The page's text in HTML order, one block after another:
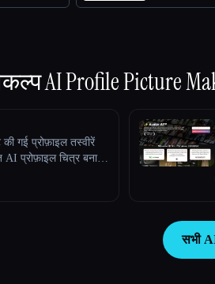
AI Profile Picture
गई प्रोफ़ाइल तस्वीरें
प्रोफ़ाइल चित्र बनाने
इसे आज़माएँ →
सभी